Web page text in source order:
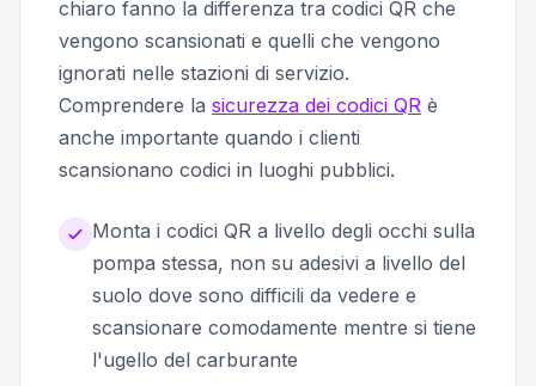
chiaro fanno la differenza tra codici QR che
vengono scansionati e quelli che vengono
ignorati nelle stazioni di servizio.
Comprendere la sicurezza dei codici QR è
anche importante quando i clienti
scansionano codici in luoghi pubblici.
Monta i codici QR a livello degli occhi sulla
pompa stessa, non su adesivi a livello del
suolo dove sono difficili da vedere e
scansionare comodamente mentre si tiene
l'ugello del carburante